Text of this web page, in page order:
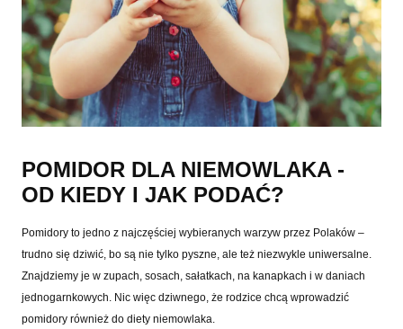
POMIDOR DLA NIEMOWLAKA -
OD KIEDY I JAK PODAĆ?
Pomidory to jedno z najczęściej wybieranych warzyw przez Polaków –
trudno się dziwić, bo są nie tylko pyszne, ale też niezwykle uniwersalne.
Znajdziemy je w zupach, sosach, sałatkach, na kanapkach i w daniach
jednogarnkowych. Nic więc dziwnego, że rodzice chcą wprowadzić
pomidory również do diety niemowlaka.